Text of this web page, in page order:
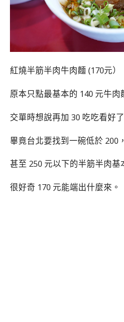
紅燒半筋半肉牛肉麵 (170元）
原本只點最基本的 140 元牛肉
交單時想說再加 30 吃吃看好了
畢竟台北要找到一碗低於 200，
甚至 250 元以下的半筋半肉基
很好奇 170 元能端出什麼來。